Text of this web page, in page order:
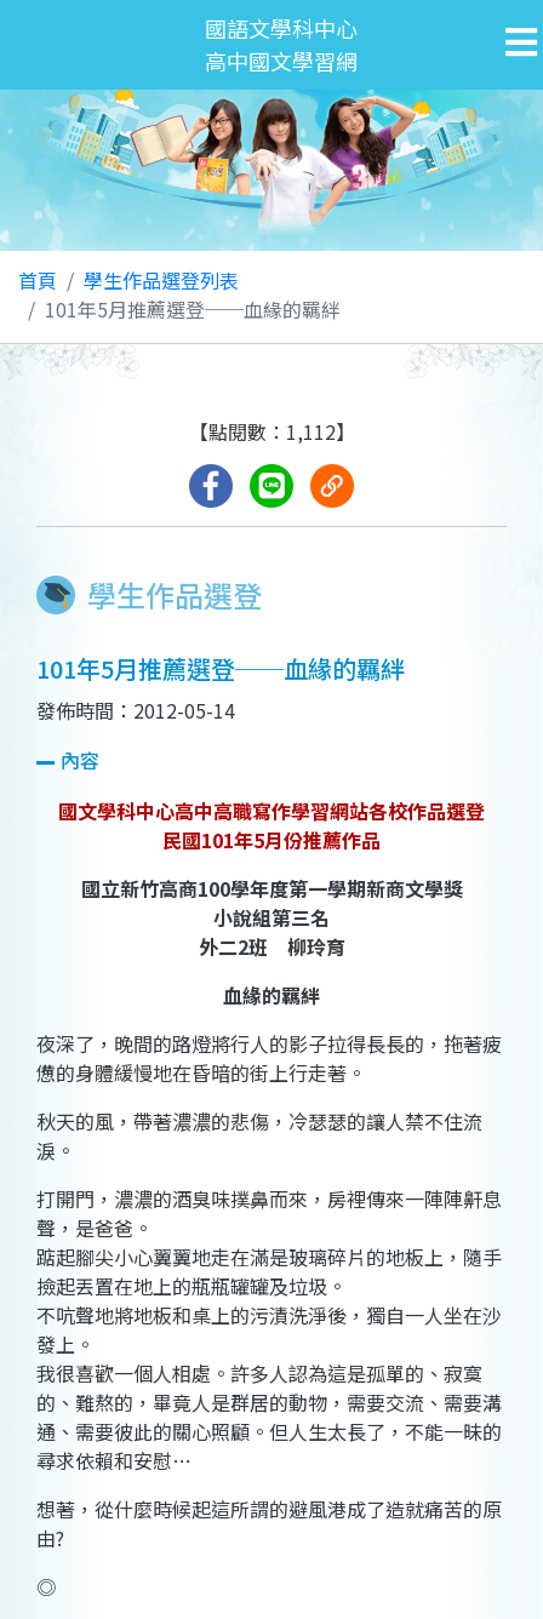
國語文學科中心
高中國文學習網
首頁
學生作品選登列表
101年5月推薦選登──血緣的羈絆
學生作品選登
【點閱數：1,112】
101年5月推薦選登──血緣的羈絆
發佈時間：2012-05-14
內容
國文學科中心高中高職寫作學習網站各校作品選登
民國101年5月份推薦作品
國立新竹高商100學年度第一學期新商文學獎
小說組第三名
外二2班 柳玲育
血緣的羈絆
夜深了，晚間的路燈將行人的影子拉得長長的，拖著疲
憊的身體緩慢地在昏暗的街上行走著。
秋天的風，帶著濃濃的悲傷，冷瑟瑟的讓人禁不住流
淚。
打開門，濃濃的酒臭味撲鼻而來，房裡傳來一陣陣鼾息
聲，是爸爸。
踮起腳尖小心翼翼地走在滿是玻璃碎片的地板上，隨手
撿起丟置在地上的瓶瓶罐罐及垃圾。
不吭聲地將地板和桌上的污漬洗淨後，獨自一人坐在沙
發上。
我很喜歡一個人相處。許多人認為這是孤單的、寂寞
的、難熬的，畢竟人是群居的動物，需要交流、需要溝
通、需要彼此的關心照顧。但人生太長了，不能一昧的
尋求依賴和安慰…
想著，從什麼時候起這所謂的避風港成了造就痛苦的原
由?
◎